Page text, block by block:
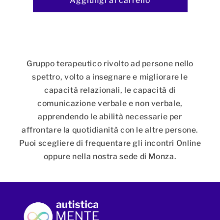
Gruppo terapeutico rivolto ad persone nello
spettro, volto a insegnare e migliorare le
capacità relazionali, le capacità di
comunicazione verbale e non verbale,
apprendendo le abilità necessarie per
affrontare la quotidianità con le altre persone.
Puoi scegliere di frequentare gli incontri Online
oppure nella nostra sede di Monza.